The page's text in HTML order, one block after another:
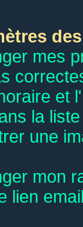
mes
et
la
une
mon
lien